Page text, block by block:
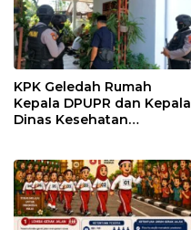
KPK Geledah Rumah
Kepala DPUPR dan Kepala
Dinas Kesehatan